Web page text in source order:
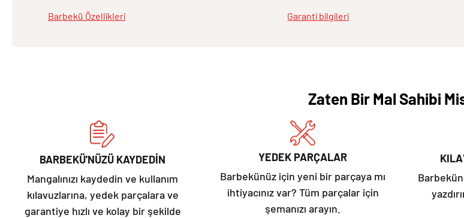
Barbekü Özellikleri Garanti bilgileri
Zaten Bir Mal Sahibi
BARBEKÜ'NÜZÜ KAYDEDİN
Mangalınızı kaydedin ve kullanım
kılavuzlarına, yedek parçalara ve
garantiye hızlı ve kolay bir şekilde
YEDEK PARÇALAR
Barbekünüz için yeni bir parçaya mı
ihtiyacınız var? Tüm parçalar için
şemanızı arayın.